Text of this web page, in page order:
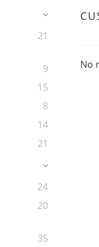
21
9
15
8
14
21
24
20
35
No